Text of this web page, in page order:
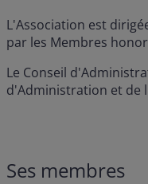
L'Association est
par les Membres
Le Conseil
d'Administration et de
Ses membres